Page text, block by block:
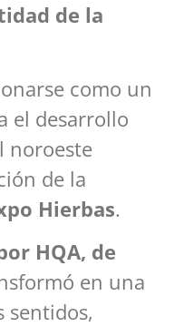
de la
como un
el desarrollo
noroeste
de la
Hierbas.
HQA, de
en una
sentidos,